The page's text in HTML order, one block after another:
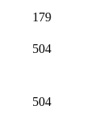
179
504
504